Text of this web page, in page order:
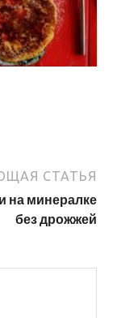
СТАТЬЯ
на минералке
без дрожжей